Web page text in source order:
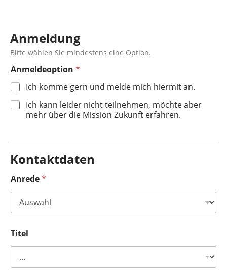
Anmeldung
Bitte wählen Sie mindestens eine Option.
Anmeldeoption *
Ich komme gern und melde mich hiermit an.
Ich kann leider nicht teilnehmen, möchte aber
mehr über die Mission Zukunft erfahren.
Kontaktdaten
Anrede*
Titel